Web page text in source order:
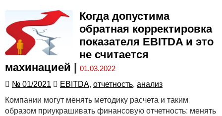
Когда допустима
обратная корректировка
показателя EBITDA и это
не считается
махинацией
01.03.2022
№ 01/2021
EBITDA, отчетность, анализ
Компании могут менять методику расчета и таким
образом приукрашивать финансовую отчетность: менять